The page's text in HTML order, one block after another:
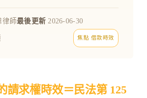
律師最後更新 2026-06-30
焦點 借款時效
請求權時效＝民法第 125